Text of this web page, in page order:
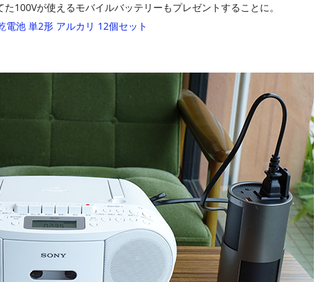
100Vが使えるモバイルバッテリーもプレゼントすることに。
電池 単2形 アルカリ 12個セット